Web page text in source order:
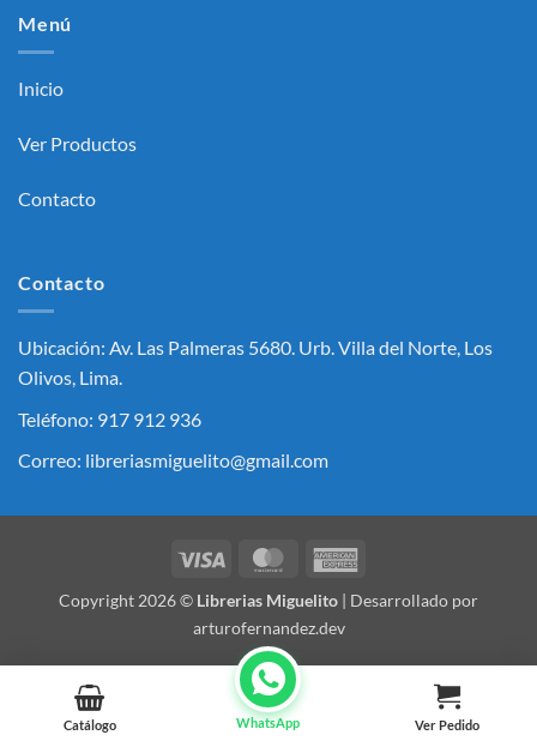
Menú
Inicio
Ver Productos
Contacto
Contacto
Ubicación: Av. Las Palmeras 5680. Urb. Villa del Norte, Los
Olivos, Lima.
Teléfono: 917 912 936
Correo: libreriasmiguelito@gmail.com
Catálogo WhatsApp Ver Pedido
Visa MasterCard
Copyright 2026 © Librerias Miguelito | Desarrollado por
arturofernandez.dev